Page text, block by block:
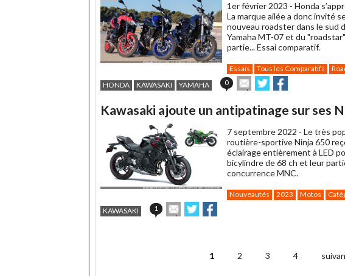
1er février 2023 - Honda
La marque ailée a donc invité
nouveau roadster dans le sud
Yamaha MT-07 et du
partie... Essai comparatif.
Essais Tous les Comparatifs
HONDA
KAWASAKI YAMAHA 0
Envoyer
cet
à
ami
Partager
sur sur
Kawasaki ajoute un antipatinage sur ses
7 septembre 2022 - Le très
routière-sportive Ninja 650
éclairage entièrement à LED
bicylindre de 68 ch et leur
concurrence MNC.
Nouveautés 2023 Motos
KAWASAKI
1
Envoyer
cet
Partager
sur sur
1 2 3 4